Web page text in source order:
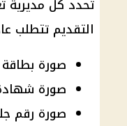
تحدد كل مديرية
التقديم تتطلب
صورة
صورة
صورة رقم